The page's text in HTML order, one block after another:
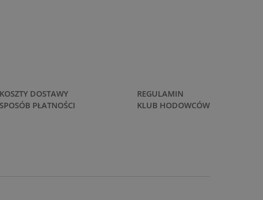
KOSZTY DOSTAWY
SPOSÓB PŁATNOŚCI
REGULAMIN
KLUB HODOWCÓW